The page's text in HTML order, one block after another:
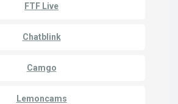
FTF Live
Chatblink
Camgo
Lemoncams